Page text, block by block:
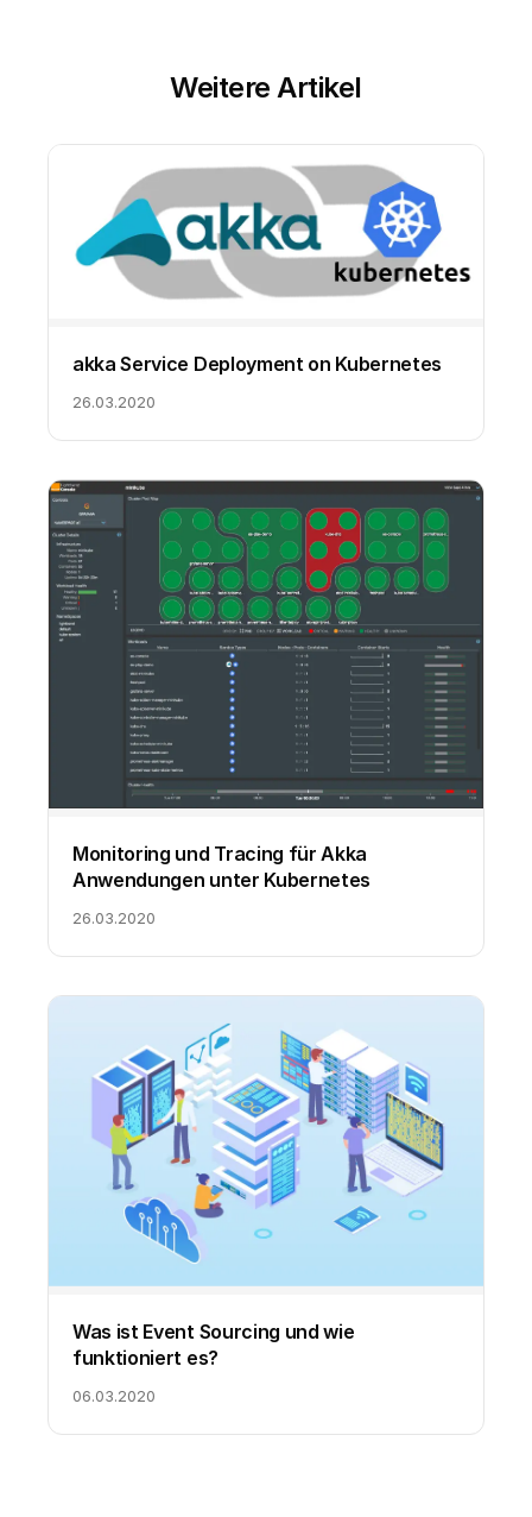
Weitere Artikel
akka Service Deployment on Kubernetes
26.03.2020
Monitoring und Tracing für Akka
Anwendungen unter Kubernetes
26.03.2020
Was ist Event Sourcing und wie
funktioniert es?
06.03.2020